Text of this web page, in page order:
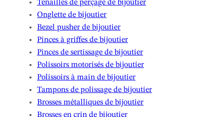
Tenailles de perçage de bijoutier
Onglette de bijoutier
Bezel pusher de bijoutier
Pinces à griffes de bijoutier
Pinces de sertissage de bijoutier
Polissoirs motorisés de bijoutier
Polissoirs à main de bijoutier
Tampons de polissage de bijoutier
Brosses métalliques de bijoutier
Brosses en crin de bijoutier